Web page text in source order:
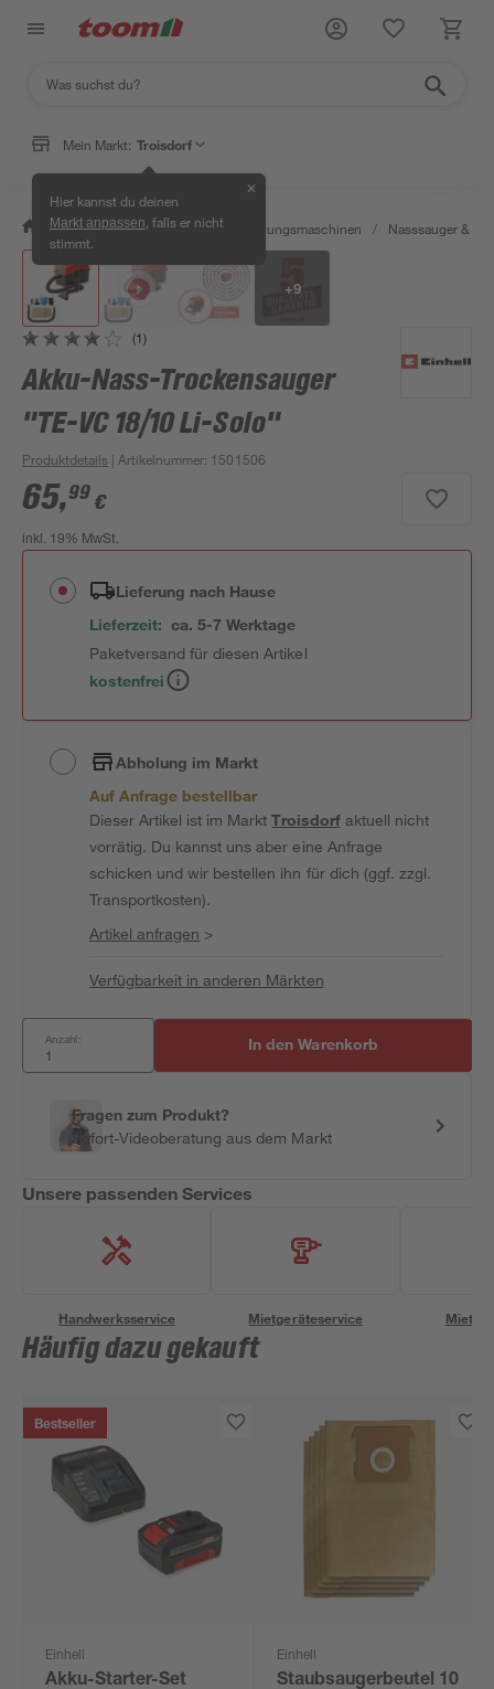
Mein Markt: Troisdorf
Hier kannst du deinen
Markt anpassen , falls er nicht
stimmt.
✕
/ Werkstatt & Maschinen / Reinigungsmaschinen / Nasssauger &
+9
(1)
Akku-Nass-Trockensauger
"TE-VC 18/10 Li-Solo"
Produktdetails | Artikelnummer: 1501506
65,99 €
inkl. 19% MwSt.
Lieferung nach Hause
Lieferzeit: ca. 5-7 Werktage
Paketversand für diesen Artikel
kostenfrei
Abholung im Markt
Auf Anfrage bestellbar
Dieser Artikel ist im MarktTroisdorfaktuell nicht
vorrätig. Du kannst uns aber eine Anfrage
schicken und wir bestellen ihn für dich (ggf. zzgl.
Transportkosten).
Artikel anfragen >
Verfügbarkeit in anderen Märkten
Anzahl: In den Warenkorb
Fragen zum Produkt?
Sofort-Videoberatung aus dem Markt
Unsere passenden Services
Handwerksservice Mietgeräteservice
Häufig dazu gekauft
Bestseller
Einhell
Akku-Starter-Set
Einhell
Staubsaugerbeutel 10